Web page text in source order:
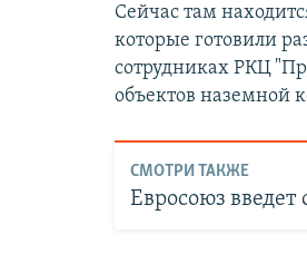
Сейчас там
которые готовили
сотрудниках РКЦ
объектов наземной
СМОТРИ ТАКЖЕ
Евросоюз